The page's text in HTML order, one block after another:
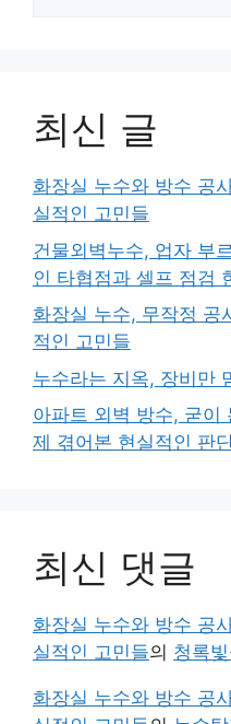
최신 글
화장실 누수와 방수 공
실적인 고민들
건물외벽누수, 업자 부
인 타협점과 셀프 점검
화장실 누수, 무작정 공
적인 고민들
누수라는 지옥, 장비만
아파트 외벽 방수, 굳이
제 겪어본 현실적인 판
최신 댓글
화장실 누수와 방수 공
실적인 고민들의 청록
화장실 누수와 방수 공